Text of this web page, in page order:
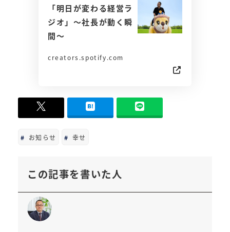
「明日が変わる経営ラ
ジオ」～社長が動く瞬
間～
creators.spotify.com
お知らせ 幸せ
この記事を書いた人